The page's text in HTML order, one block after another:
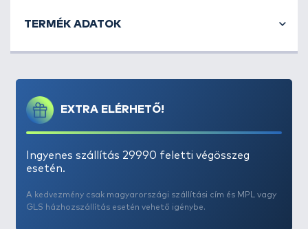
EXTRA ELÉRHETŐ!
Ingyenes szállítás 29990 feletti végösszeg
esetén.
A kedvezmény csak magyarországi szállítási cím és MPL vagy
GLS házhozszállítás esetén vehető igénybe.
TERMÉK ADATOK